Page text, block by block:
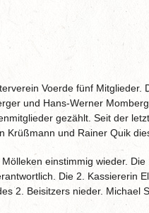
Voerde fünf Mitglieder.
und Hans-Werner
gezählt. Seit der
und Rainer Quik
einstimmig wieder.
Die 2. Kassiererin
2. Beisitzers nieder. Michael